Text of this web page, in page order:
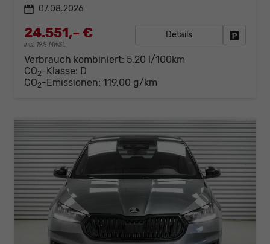
07.08.2026
24.551,– €
incl. 19% MwSt.
Details
Verbrauch kombiniert: 5,20 l/100km
CO2-Klasse: D
CO2-Emissionen: 119,00 g/km